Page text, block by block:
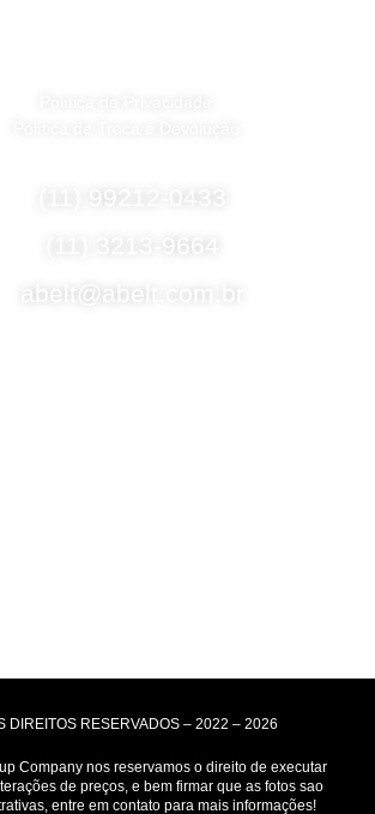
(11) 3213-9664
abelt@abelt.com.br
DIREITOS RESERVADOS – 2022 – 2026
Company nos reservamos o direito de executar
de preços, e bem firmar que as fotos sao
entre em contato para mais informações!